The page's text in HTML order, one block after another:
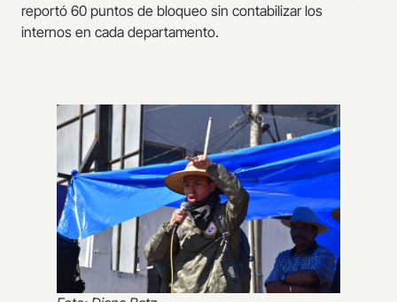
reportó 60 puntos de bloqueo sin contabilizar los
internos en cada departamento.